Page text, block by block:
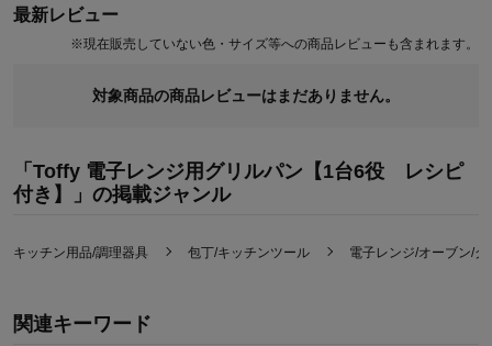
ク付き
●毎日の食事作りをもっと手軽に、美味しく変えるキッチン名品
最新レビュー
※現在販売していない色・サイズ等への商品レビューも含まれます。
対象商品の商品レビューはまだありません。
「Toffy 電子レンジ用グリルパン【1台6役 レシピ
付き】」の掲載ジャンル
キッチン用品/調理器具 包丁/キッチンツール 電子レンジ/オーブン/
関連キーワード